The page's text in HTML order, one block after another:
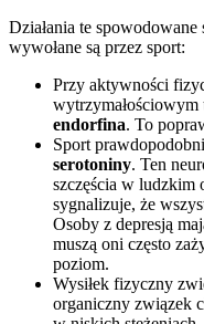
Działania te
wywołane są przez sport:
Przy aktywności
wytrzymałościowym
endorfina. To
Sport
serotoniny. Ten
szczęścia w ludzkim
sygnalizuje, że
Osoby z depresją
muszą oni często
poziom.
Wysiłek fizyczny
organiczny związek